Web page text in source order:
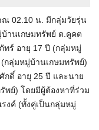
ณ 02.10 น. มีกลุ่มวัยรุ่น
านเกษมทรัพย์ ต.คูคต
ทร์ อายุ 17 ปี (กลุ่มหมู่
ลุ่มหมู่บ้านเกษมทรัพย์)
กดิ์ อายุ 25 ปี และนาย
พย์) โดยมีผู้ต้องหาที่ร่วม
งค์ (ทั้งคู่เป็นกลุ่มหมู่